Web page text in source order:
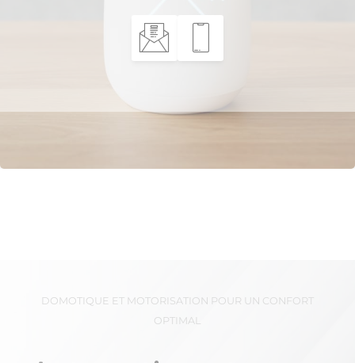
DOMOTIQUE ET MOTORISATION POUR UN CONFORT
OPTIMAL